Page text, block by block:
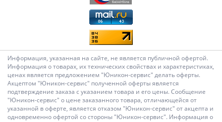
Информация, указанная на сайте, не является публичной офертой.
Информация о товарах, их технических свойствах и характеристиках,
ценах является предложением "Юникон-сервис" делать оферты.
Акцептом "Юникон-сервис" полученной оферты является
подтверждение заказа с указанием товара и его цены. Сообщение
"Юникон-сервис" о цене заказанного товара, отличающейся от
указанной в оферте, является отказом "Юникон-сервис" от акцепта и